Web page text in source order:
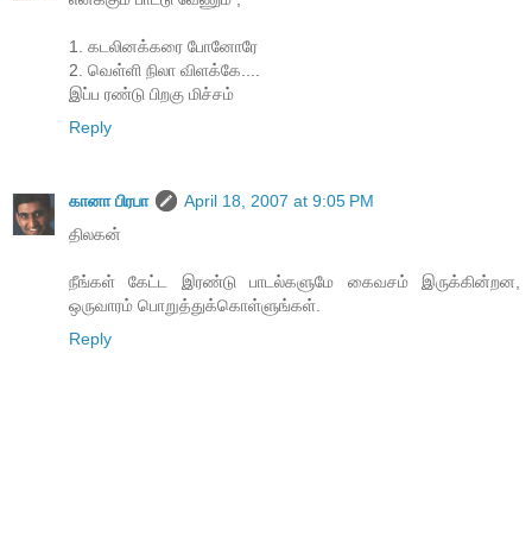
1. கடலினக்கரை போனோரே
2. வெள்ளி நிலா விளக்கே....
இப்ப ரண்டு பிறகு மிச்சம்
Reply
கானா பிரபா
April 18, 2007 at 9:05 PM
திலகன்
நீங்கள் கேட்ட இரண்டு பாடல்களுமே கைவசம் இருக்கின்றன,
ஒருவாரம் பொறுத்துக்கொள்ளுங்கள்.
Reply